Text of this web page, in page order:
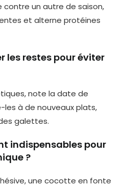
contre un autre de saison,
et alterne protéines
les restes pour éviter
note la date de
à de nouveaux plats,
galettes.
indispensables pour
?
une cocotte en fonte